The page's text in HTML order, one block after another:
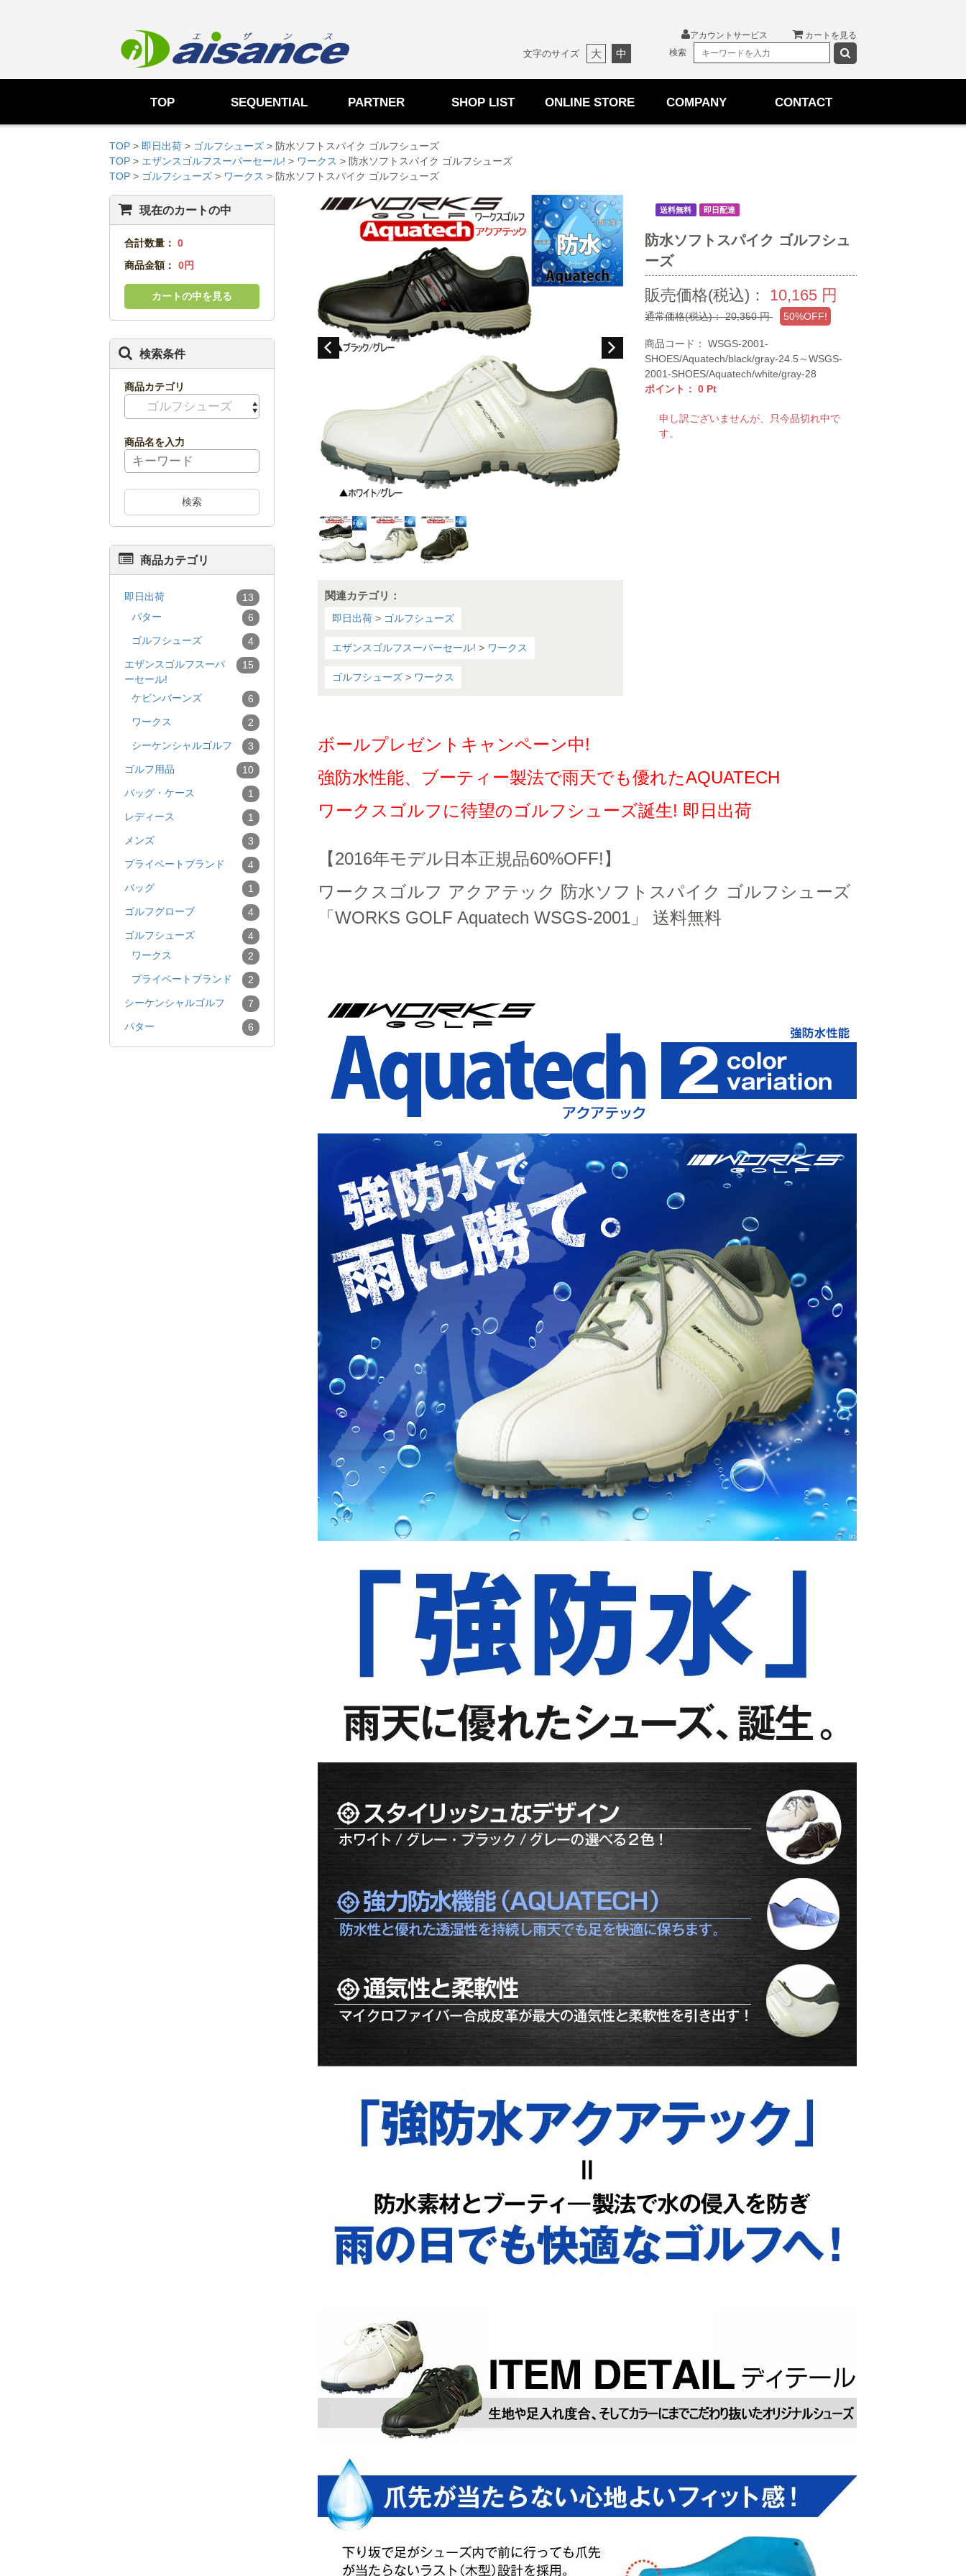
アカウントサービス
カートを見る
文字のサイズ
大 中 検索
TOP SEQUENTIAL PARTNER SHOP LIST ONLINE STORE COMPANY CONTACT
TOP > 即日出荷 > ゴルフシューズ > 防水ソフトスパイク ゴルフシューズ
TOP > エザンスゴルフスーパーセール! > ワークス > 防水ソフトスパイク ゴルフシューズ
TOP > ゴルフシューズ > ワークス > 防水ソフトスパイク ゴルフシューズ
関連カテゴリ：
即日出荷 > ゴルフシューズ
エザンスゴルフスーパーセール! > ワークス
ゴルフシューズ > ワークス
送料無料 即日配達
防水ソフトスパイク ゴルフシュ
ーズ
販売価格(税込)： 10,165 円
通常価格(税込)：20,350円 50%OFF!
商品コード： WSGS-2001-
SHOES/Aquatech/black/gray-24.5～WSGS-
2001-SHOES/Aquatech/white/gray-28
ポイント： 0 Pt
申し訳ございませんが、只今品切れ中で
す。
ボールプレゼントキャンペーン中!
強防水性能、ブーティー製法で雨天でも優れたAQUATECH
ワークスゴルフに待望のゴルフシューズ誕生! 即日出荷
【2016年モデル日本正規品60%OFF!】
ワークスゴルフ アクアテック 防水ソフトスパイク ゴルフシューズ
「WORKS GOLF Aquatech WSGS-2001」 送料無料
現在のカートの中
合計数量： 0
商品金額：
0円
カートの中を見る
検索条件
商品カテゴリ
ゴルフシューズ
商品名を入力
検索
商品カテゴリ
即日出荷
13
パター
6
ゴルフシューズ
4
エザンスゴルフスーパ
ーセール!
15
ケビンバーンズ
6
ワークス
2
シーケンシャルゴルフ
3
ゴルフ用品
10
バッグ・ケース
1
レディース
1
メンズ
3
プライベートブランド
4
バッグ
1
ゴルフグローブ
4
ゴルフシューズ
4
ワークス
2
プライベートブランド
2
シーケンシャルゴルフ
7
パター
6